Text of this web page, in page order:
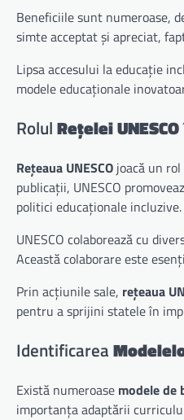
Beneficiile sunt numeroase,
simte acceptat și apreciat,
Lipsa accesului la educație
modele educaționale
RolulRețelei UNESCO
Rețeaua UNESCO joacă un
publicații, UNESCO
politici educaționale incluzive.
UNESCO colaborează cu
Această colaborare este
Prin acțiunile sale, rețeaua
pentru a sprijini statele în
Identificarea
Există numeroase modele de
importanța adaptării